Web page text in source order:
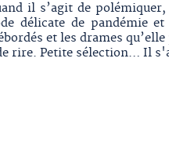
il s’agit de
délicate de pandémie
et les drames
rire. Petite sélection… Il